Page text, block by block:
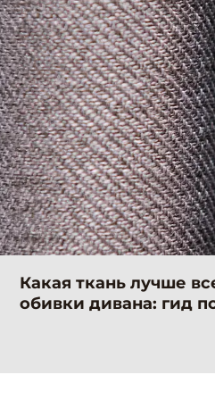
Какая ткань лучше
обивки дивана: гид